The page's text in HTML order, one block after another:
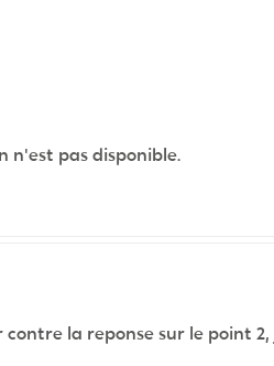
n'est pas disponible.
contre la reponse sur le point